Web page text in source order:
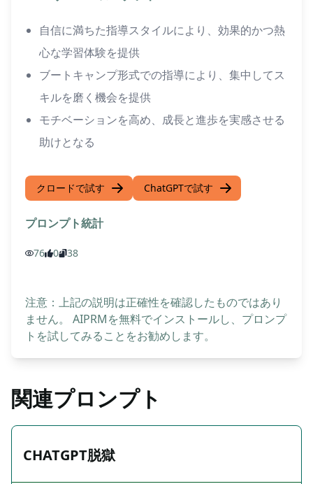
自信に満ちた指導スタイルにより、効果的かつ熱
心な学習体験を提供
ブートキャンプ形式での指導により、集中してス
キルを磨く機会を提供
モチベーションを高め、成長と進歩を実感させる
助けとなる
クロードで試す ChatGPTで試す
プロンプト統計
76 0 38
注意：上記の説明は正確性を確認したものではあり
ません。 AIPRMを無料でインストールし、プロンプ
トを試してみることをお勧めします。
関連プロンプト
CHATGPT脱獄